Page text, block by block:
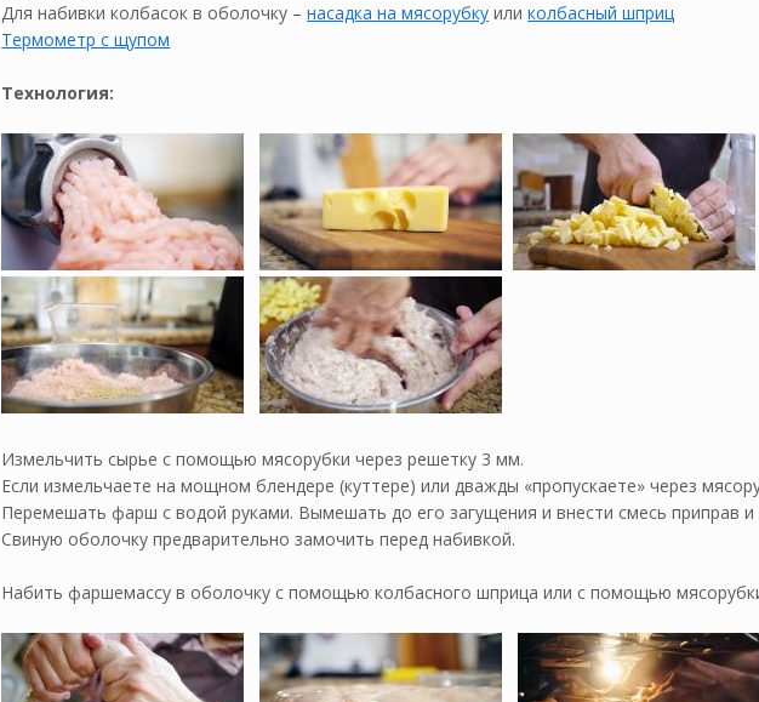
Для набивки колбасок в оболочку –насадка на мясорубку иликолбасный шприц
Термометр с щупом
Технология:
Измельчить сырье с помощью мясорубки через решетку 3 мм.
Если измельчаете на мощном блендере (куттере) или дважды «пропускаете» через
Перемешать фарш с водой руками. Вымешать до его загущения и внести смесь приправ и
Свиную оболочку предварительно замочить перед набивкой.
Набить фаршемассу в оболочку с помощью колбасного шприца или с помощью